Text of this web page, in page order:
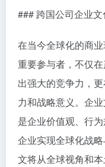
### 跨国公司企业
在当今全球化的商
重要参与者，不仅
出强大的竞争力，
力和战略意义。企
是企业价值观、行
企业实现全球化战
文将从全球视角和